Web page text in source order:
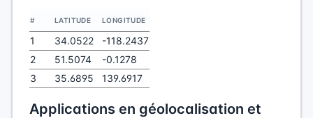
# LATITUDE LONGITUDE
1 34.0522
-118.2437
2
51.5074
-0.1278
3
35.6895 139.6917
Applications en géolocalisation et